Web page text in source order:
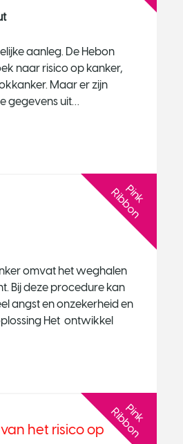
aanleg. De Hebon
naar risico op kanker,
Maar er zijn
gegevens uit
P
i
n
k
R
i
b
b
o
n
omvat het weghalen
Bij deze procedure kan
angst en onzekerheid en
Het ontwikkel
P
i
n
k
R
i
b
b
o
n
het risico op